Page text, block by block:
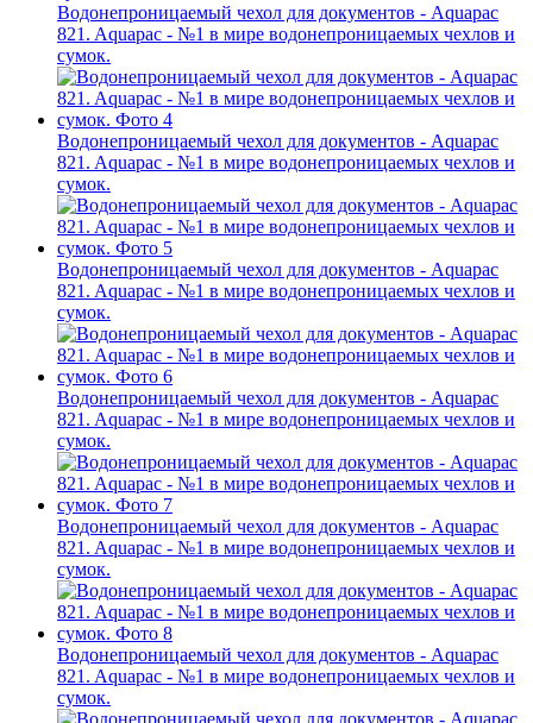
Водонепроницаемый чехол для документов - Aquapac
821. Aquapac - №1 в мире водонепроницаемых чехлов и
сумок.
Водонепроницаемый чехол для документов - Aquapac
821. Aquapac - №1 в мире водонепроницаемых чехлов и
сумок.
Водонепроницаемый чехол для документов - Aquapac
821. Aquapac - №1 в мире водонепроницаемых чехлов и
сумок.
Водонепроницаемый чехол для документов - Aquapac
821. Aquapac - №1 в мире водонепроницаемых чехлов и
сумок.
Водонепроницаемый чехол для документов - Aquapac
821. Aquapac - №1 в мире водонепроницаемых чехлов и
сумок.
Водонепроницаемый чехол для документов - Aquapac
821. Aquapac - №1 в мире водонепроницаемых чехлов и
сумок.